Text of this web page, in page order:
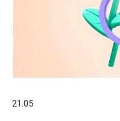
21.05